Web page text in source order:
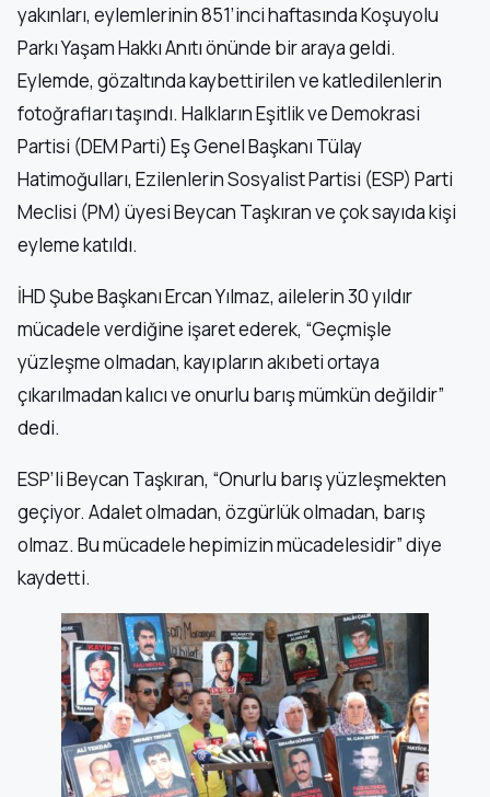
yakınları, eylemlerinin 851’inci haftasında Koşuyolu
Parkı Yaşam Hakkı Anıtı önünde bir araya geldi.
Eylemde, gözaltında kaybettirilen ve katledilenlerin
fotoğrafları taşındı. Halkların Eşitlik ve Demokrasi
Partisi (DEM Parti) Eş Genel Başkanı Tülay
Hatimoğulları, Ezilenlerin Sosyalist Partisi (ESP) Parti
Meclisi (PM) üyesi Beycan Taşkıran ve çok sayıda kişi
eyleme katıldı.
İHD Şube Başkanı Ercan Yılmaz, ailelerin 30 yıldır
mücadele verdiğine işaret ederek, “Geçmişle
yüzleşme olmadan, kayıpların akıbeti ortaya
çıkarılmadan kalıcı ve onurlu barış mümkün değildir”
dedi.
ESP’li Beycan Taşkıran, “Onurlu barış yüzleşmekten
geçiyor. Adalet olmadan, özgürlük olmadan, barış
olmaz. Bu mücadele hepimizin mücadelesidir” diye
kaydetti.